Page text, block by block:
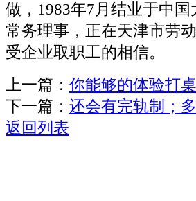
做，1983年7月结业于中
常务理事，正在天津市劳
受企业取职工的相信。
上一篇： 你能够的体验打
下一篇： 还会有完轨制；
返回列表